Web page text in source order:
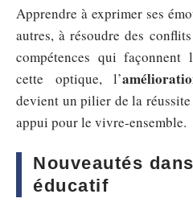
Apprendre à exprimer ses
autres, à résoudre des
compétences qui façonnent
cette optique, l’
devient un pilier de la
appui pour le vivre-ensemble.
Nouveautés
éducatif